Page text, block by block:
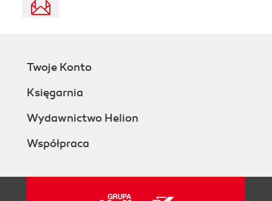
Twoje Konto
Księgarnia
Wydawnictwo Helion
Współpraca